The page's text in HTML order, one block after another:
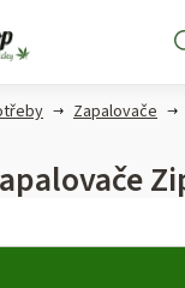
Zapalovače